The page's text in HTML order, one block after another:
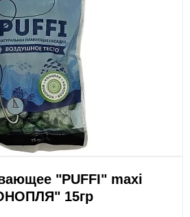
"PUFFI" maxi
15гр